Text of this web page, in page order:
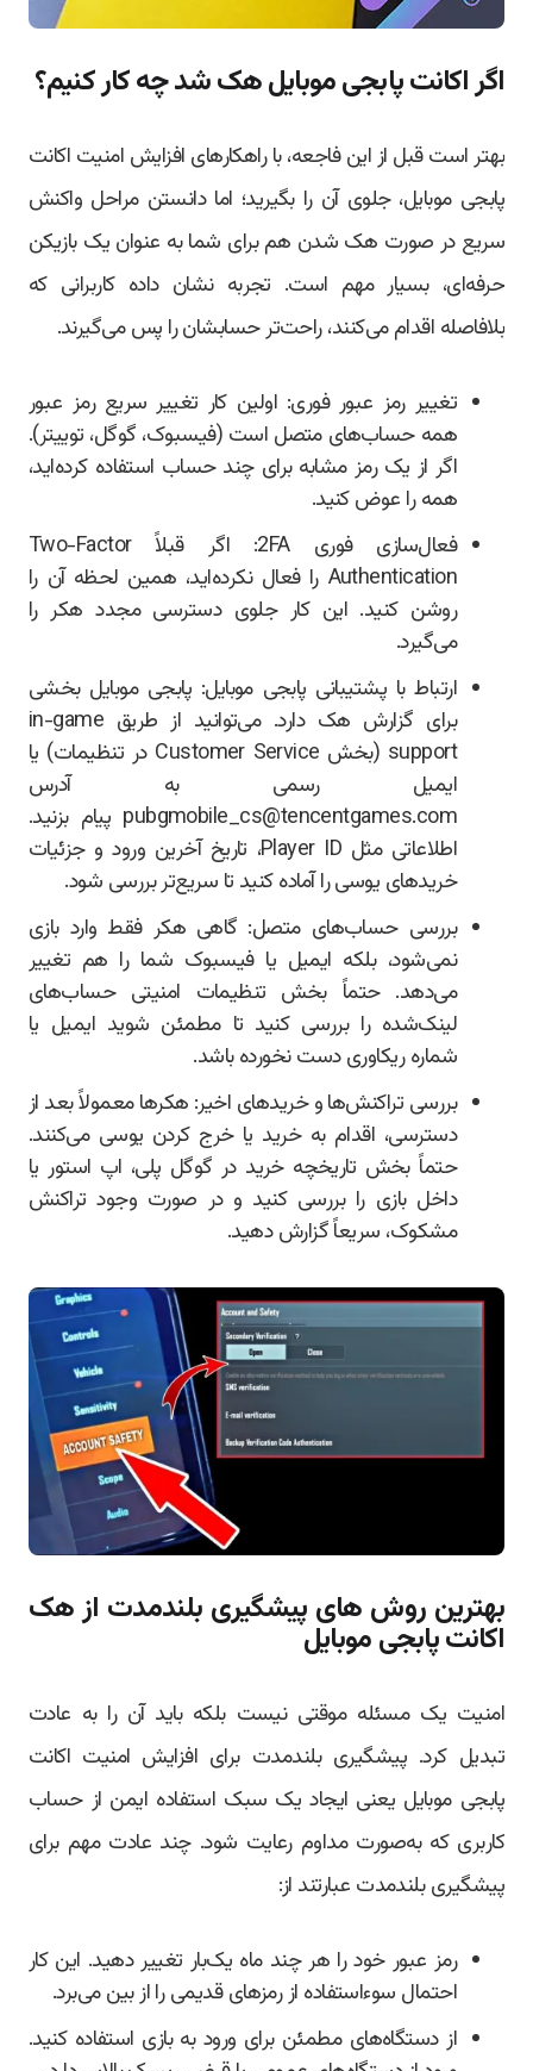
اگر اکانت پابجی موبایل هک شد چه کار کنیم؟
بهتر است قبل از این فاجعه، با راهکارهای افزایش امنیت اکانت
پابجی موبایل، جلوی آن را بگیرید؛ اما دانستن مراحل واکنش
سریع در صورت هک شدن هم برای شما به عنوان یک بازیکن
حرفه‌ای، بسیار مهم است. تجربه نشان داده کاربرانی که
بلافاصله اقدام می‌کنند، راحت‌تر حسابشان را پس می‌گیرند.
تغییر رمز عبور فوری: اولین کار تغییر سریع رمز عبور
همه حساب‌های متصل است (فیسبوک، گوگل، توییتر).
اگر از یک رمز مشابه برای چند حساب استفاده کرده‌اید،
همه را عوض کنید.
فعال‌سازی فوری 2FA: اگر قبلاً Two-Factor
Authentication را فعال نکرده‌اید، همین لحظه آن را
روشن کنید. این کار جلوی دسترسی مجدد هکر را
می‌گیرد.
ارتباط با پشتیبانی پابجی موبایل: پابجی موبایل بخشی
برای گزارش هک دارد. می‌توانید از طریق in-game
support (بخش Customer Service در تنظیمات) یا
ایمیل رسمی به آدرس
pubgmobile_cs@tencentgames.com پیام بزنید.
اطلاعاتی مثل Player ID، تاریخ آخرین ورود و جزئیات
خریدهای یوسی را آماده کنید تا سریع‌تر بررسی شود.
بررسی حساب‌های متصل: گاهی هکر فقط وارد بازی
نمی‌شود، بلکه ایمیل یا فیسبوک شما را هم تغییر
می‌دهد. حتماً بخش تنظیمات امنیتی حساب‌های
لینک‌شده را بررسی کنید تا مطمئن شوید ایمیل یا
شماره ریکاوری دست نخورده باشد.
بررسی تراکنش‌ها و خریدهای اخیر: هکرها معمولاً بعد از
دسترسی، اقدام به خرید یا خرج کردن یوسی می‌کنند.
حتماً بخش تاریخچه خرید در گوگل پلی، اپ استور یا
داخل بازی را بررسی کنید و در صورت وجود تراکنش
مشکوک، سریعاً گزارش دهید.
بهترین روش های پیشگیری بلندمدت از هک
اکانت پابجی موبایل
امنیت یک مسئله موقتی نیست بلکه باید آن را به عادت
تبدیل کرد. پیشگیری بلندمدت برای افزایش امنیت اکانت
پابجی موبایل یعنی ایجاد یک سبک استفاده ایمن از حساب
کاربری که به‌صورت مداوم رعایت شود. چند عادت مهم برای
پیشگیری بلندمدت عبارتند از:
رمز عبور خود را هر چند ماه یک‌بار تغییر دهید. این کار
احتمال سوءاستفاده از رمزهای قدیمی را از بین می‌برد.
از دستگاه‌های مطمئن برای ورود به بازی استفاده کنید.